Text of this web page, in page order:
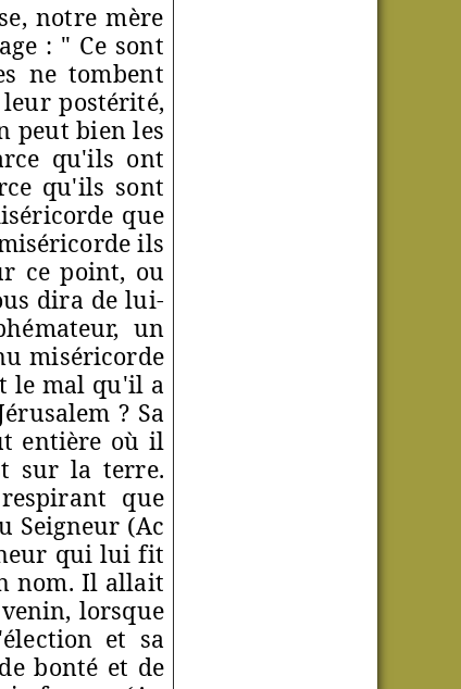
notre mère
: " Ce sont
ne tombent
postérité,
peut bien les
qu'ils ont
qu'ils sont
que
ils
ce point, ou
dira de lui-
un
miséricorde
le mal qu'il a
? Sa
entière où il
sur la terre.
que
Seigneur (Ac
qui lui fit
nom. Il allait
lorsque
et sa
bonté et de